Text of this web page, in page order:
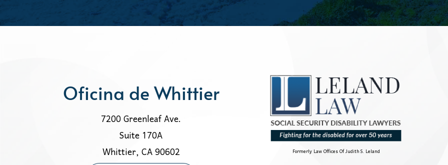
Oficina de Whittier
7200 Greenleaf Ave.
Suite 170A
Whittier, CA 90602
Formerly Law Offices Of Judith S. Leland